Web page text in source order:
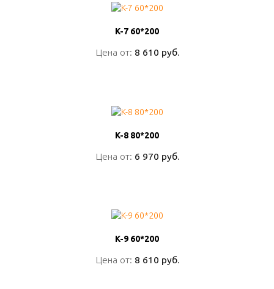
K-7 60*200
Цена от: 8 610 руб.
K-7 60*200
Цена от: 8 610 руб.
K-8 80*200
Цена от: 6 970 руб.
K-8 80*200
Цена от: 6 970 руб.
K-9 60*200
Цена от: 8 610 руб.
K-9 60*200
Цена от: 8 610 руб.